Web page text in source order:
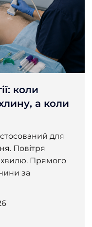
коли
а коли
для
Повітря
хвилю. Прямого
за